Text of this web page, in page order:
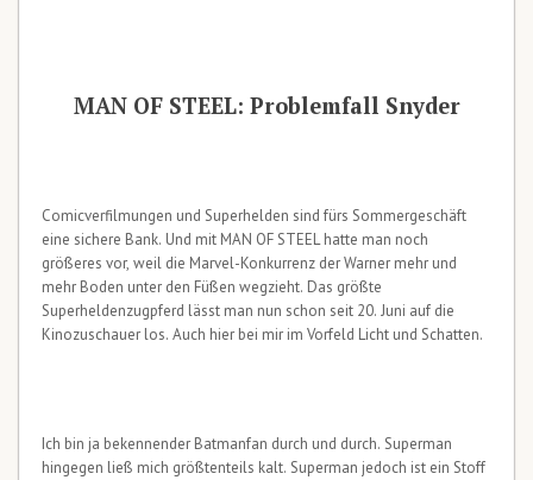
MAN OF STEEL: Problemfall Snyder
Comicverfilmungen und Superhelden sind fürs Sommergeschäft
eine sichere Bank. Und mit MAN OF STEEL hatte man noch
größeres vor, weil die Marvel-Konkurrenz der Warner mehr und
mehr Boden unter den Füßen wegzieht. Das größte
Superheldenzugpferd lässt man nun schon seit 20. Juni auf die
Kinozuschauer los. Auch hier bei mir im Vorfeld Licht und Schatten.
Ich bin ja bekennender Batmanfan durch und durch. Superman
hingegen ließ mich größtenteils kalt. Superman jedoch ist ein Stoff